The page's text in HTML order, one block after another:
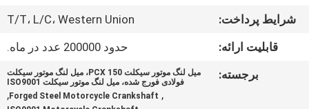
درخواست
نقل قول
شرایط پرداخت:
T/T، L/C، Western Union
قابلیت ارائه:
حدود 200000 عدد در ماه.
برجسته:
میل لنگ موتور سیکلت PCX 150، میل لنگ موتور سیکلت
فولادی فورج شده، میل لنگ موتور سیکلت ISO9001
,
Forged Steel Motorcycle Crankshaft
,